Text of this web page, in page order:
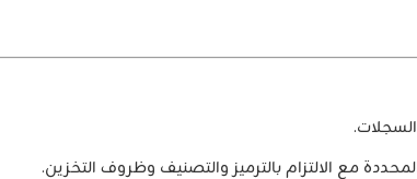
مع الالتزام بالترميز والتصنيف وظروف التخزين.